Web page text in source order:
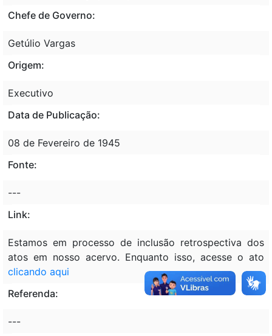
Chefe de Governo:
Getúlio Vargas
Origem:
Executivo
Data de Publicação:
08 de Fevereiro de 1945
Fonte:
---
Link:
Estamos em processo de inclusão retrospectiva dos
atos em nosso acervo. Enquanto isso, acesse o ato
clicando aqui
Referenda:
---